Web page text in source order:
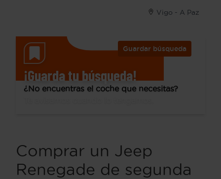
Vigo - A Paz
Guardar búsqueda
¡Guarda tu búsqueda!
¿No encuentras el coche que necesitas?
Comprar un Jeep
Renegade de segunda